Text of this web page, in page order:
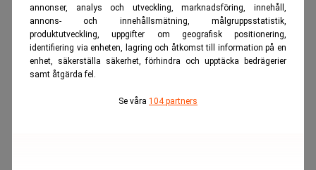
annonser, analys och utveckling, marknadsföring, innehåll,
annons- och innehållsmätning, målgruppsstatistik,
produktutveckling, uppgifter om geografisk positionering,
identifiering via enheten, lagring och åtkomst till information på en
enhet, säkerställa säkerhet, förhindra och upptäcka bedrägerier
samt åtgärda fel.
Se våra 104 partners
ANNONS